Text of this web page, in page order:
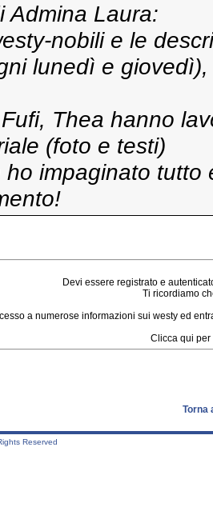
Admina Laura:
nobili e le
lunedì e
Thea hanno
(foto e testi)
ho impaginato
Devi essere registrato e
Ti ricordiamo
a numerose informazioni sui westy ed
Clicca qui
Torna
Reserved